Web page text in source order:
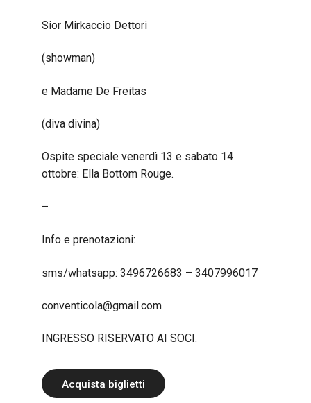
Sior Mirkaccio Dettori
(showman)
e Madame De Freitas
(diva divina)
Ospite speciale venerdì 13 e sabato 14
ottobre: Ella Bottom Rouge.
–
Info e prenotazioni:
sms/whatsapp: 3496726683 – 3407996017
conventicola@gmail.com
INGRESSO RISERVATO AI SOCI.
Acquista biglietti